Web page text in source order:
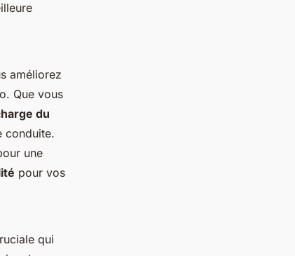
améliorez
Que vous
du
conduite.
une
pour vos
qui